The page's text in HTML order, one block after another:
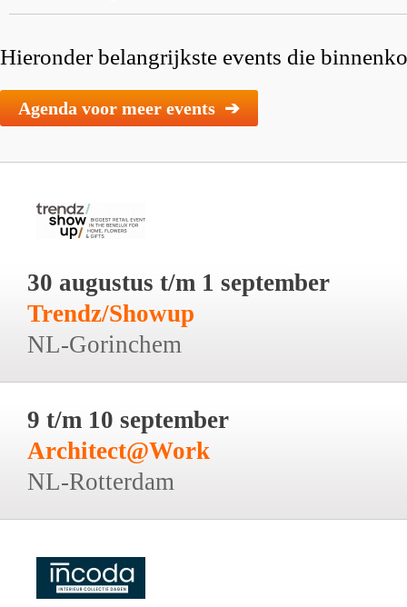
Hieronder belangrijkste events die
Agenda voor meer events ➔
30 augustus t/m 1 september
Trendz/Showup
NL-Gorinchem
9 t/m 10 september
Architect@Work
NL-Rotterdam